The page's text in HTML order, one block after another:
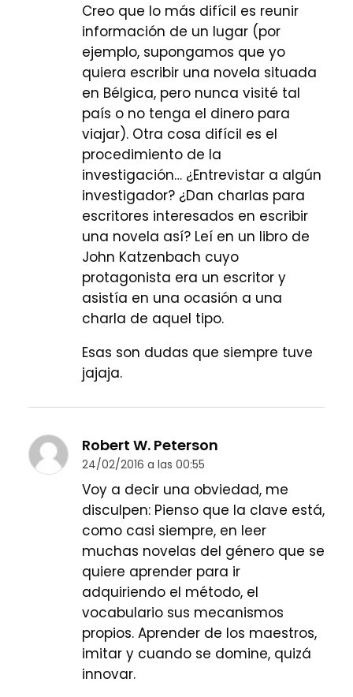
Creo que lo más difícil es reunir
información de un lugar (por
ejemplo, supongamos que yo
quiera escribir una novela situada
en Bélgica, pero nunca visité tal
país o no tenga el dinero para
viajar). Otra cosa difícil es el
procedimiento de la
investigación… ¿Entrevistar a algún
investigador? ¿Dan charlas para
escritores interesados en escribir
una novela así? Leí en un libro de
John Katzenbach cuyo
protagonista era un escritor y
asistía en una ocasión a una
charla de aquel tipo.
Esas son dudas que siempre tuve
jajaja.
Robert W. Peterson
24/02/2016 a las 00:55
Voy a decir una obviedad, me
disculpen: Pienso que la clave está,
como casi siempre, en leer
muchas novelas del género que se
quiere aprender para ir
adquiriendo el método, el
vocabulario sus mecanismos
propios. Aprender de los maestros,
imitar y cuando se domine, quizá
innovar.